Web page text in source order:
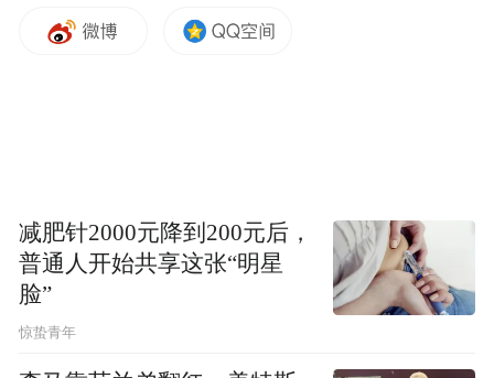
山东“一轴五廊多支”的旅游公路纵横齐鲁、
文化精神脊梁。
五大主题廊道各有特色、相映生辉，构筑起
山东交旅融合发展的核心骨架。
减肥针2000元降到200元后，
普通人开始共享这张“明星
脸”
惊蛰青年